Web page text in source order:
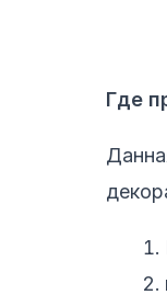
Где